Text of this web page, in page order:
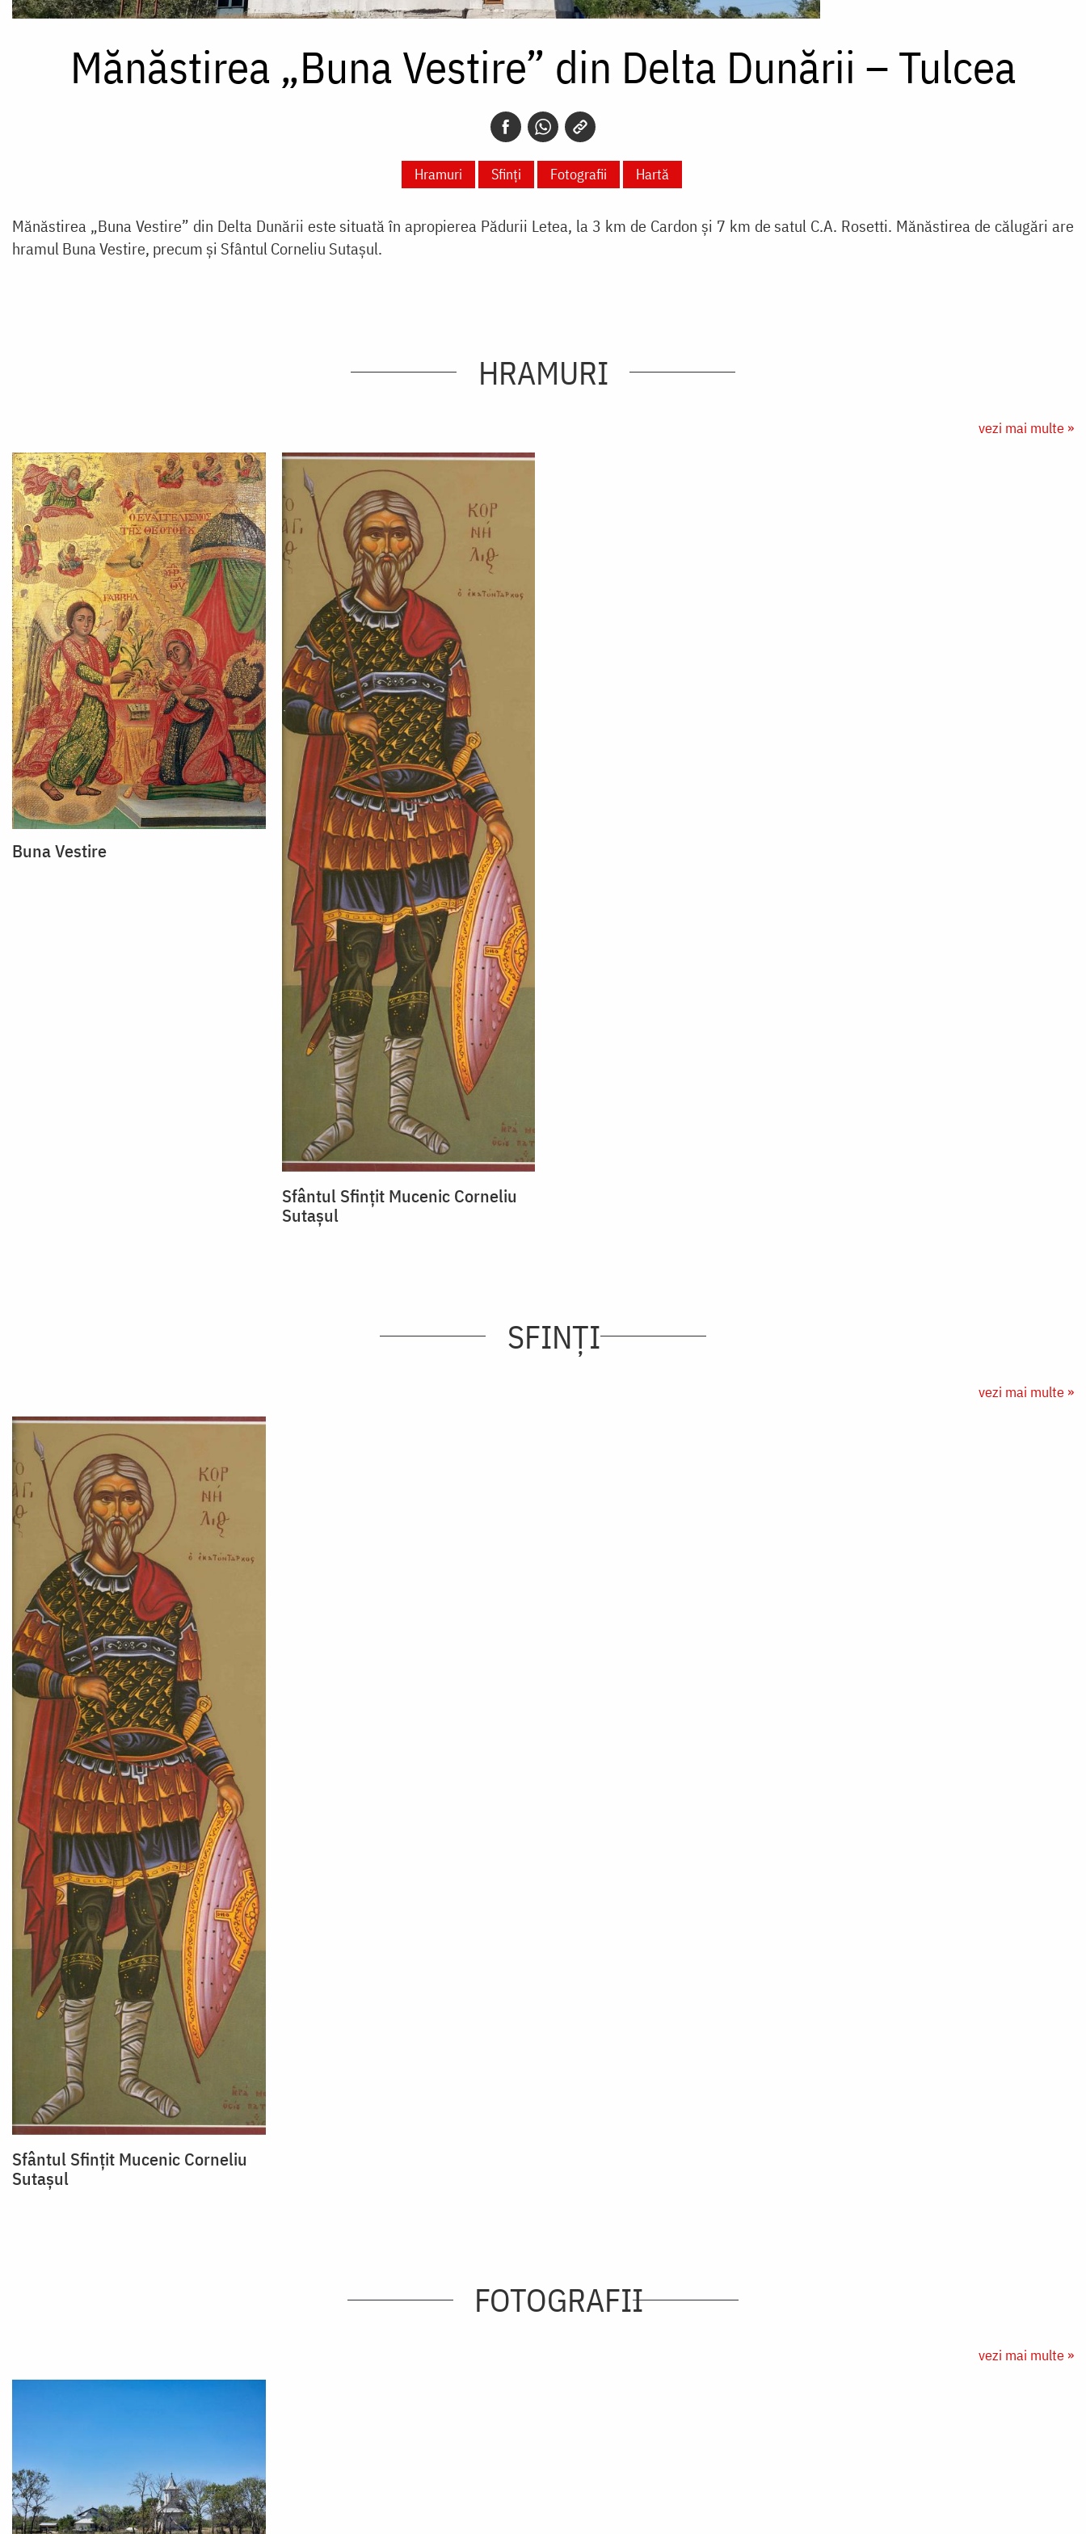
Mănăstirea „Buna Vestire” din Delta Dunării – Tulcea
Hramuri Sfinți Fotografii Hartă
Mănăstirea „Buna Vestire” din Delta Dunării este situată în apropierea Pădurii Letea, la 3 km de Cardon și 7 km de satul C.A. Rosetti. Mănăstirea de călugări are
hramul Buna Vestire, precum și Sfântul Corneliu Sutașul.
HRAMURI
vezi mai multe »
Buna Vestire
Sfântul Sfințit Mucenic Corneliu
Sutașul
SFINȚI
vezi mai multe »
Sfântul Sfințit Mucenic Corneliu
Sutașul
FOTOGRAFII
vezi mai multe »